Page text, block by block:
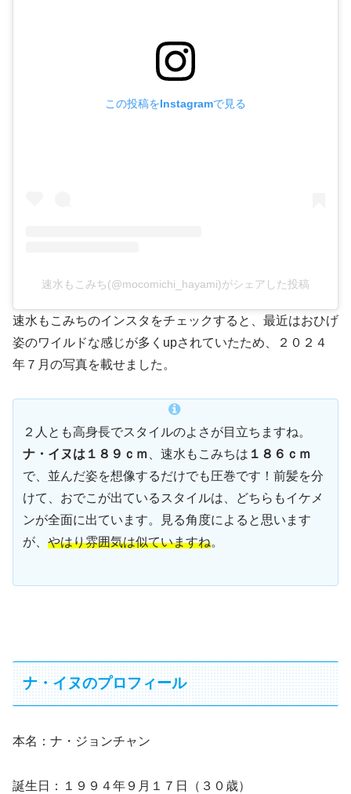
この投稿をInstagramで見る
速水もこみち(@mocomichi_hayami)がシェアした投稿
速水もこみちのインスタをチェックすると、最近はおひげ
姿のワイルドな感じが多くupされていたため、２０２４
年７月の写真を載せました。
２人とも高身長でスタイルのよさが目立ちますね。
ナ・イヌは１８９ｃｍ 、速水もこみちは １８６ｃｍ
で、並んだ姿を想像するだけでも圧巻です！前髪を分
けて、おでこが出ているスタイルは、どちらもイケメ
ンが全面に出ています。見る角度によると思います
が、 やはり雰囲気は似ていますね。
ナ・イヌのプロフィール
本名：ナ・ジョンチャン
誕生日：１９９４年９月１７日（３０歳）